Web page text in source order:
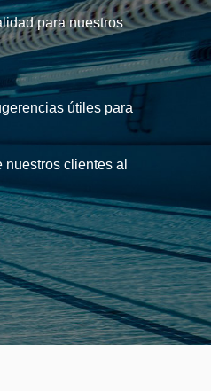
para nuestros
útiles para
clientes al